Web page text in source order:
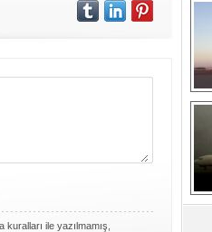
ile yazılmamış,